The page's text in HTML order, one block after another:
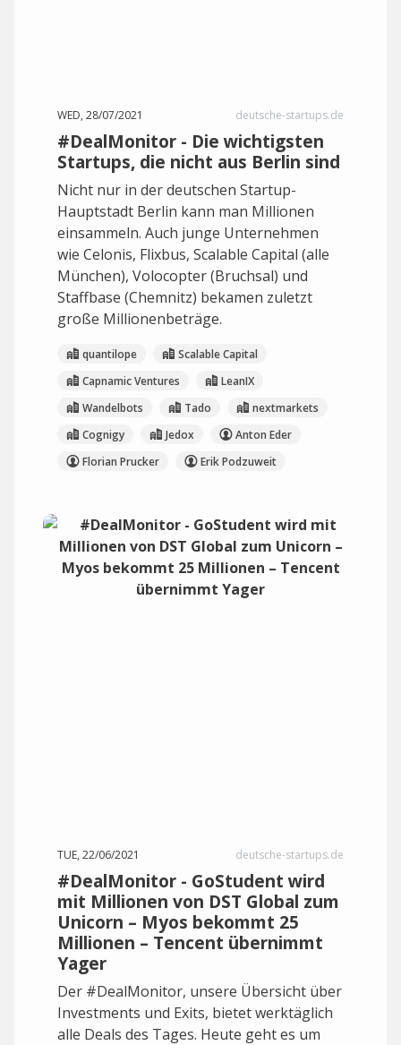
WED, 28/07/2021 deutsche-startups.de
#DealMonitor - Die wichtigsten
Startups, die nicht aus Berlin sind
Nicht nur in der deutschen Startup-
Hauptstadt Berlin kann man Millionen
einsammeln. Auch junge Unternehmen
wie Celonis, Flixbus, Scalable Capital (alle
München), Volocopter (Bruchsal) und
Staffbase (Chemnitz) bekamen zuletzt
große Millionenbeträge.
quantilope
Scalable Capital
Capnamic Ventures
LeanIX
Wandelbots
Tado
nextmarkets
Cognigy
Jedox
Anton Eder
Florian Prucker
Erik Podzuweit
TUE, 22/06/2021 deutsche-startups.de
#DealMonitor - GoStudent wird
mit Millionen von DST Global zum
Unicorn – Myos bekommt 25
Millionen – Tencent übernimmt
Yager
Der #DealMonitor, unsere Übersicht über
Investments und Exits, bietet werktäglich
alle Deals des Tages. Heute geht es um